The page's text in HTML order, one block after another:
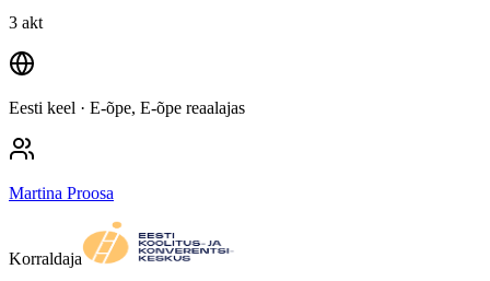
3 akt
Eesti keel · E-õpe, E-õpe reaalajas
Martina Proosa
Korraldaja